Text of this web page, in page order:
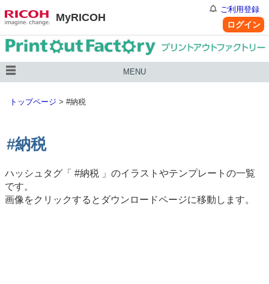
MyRICOH
ご利用登録
ログイン
MENU
トップページ > #納税
#納税
ハッシュタグ「 #納税 」のイラストやテンプレートの一覧
です。
画像をクリックするとダウンロードページに移動します。